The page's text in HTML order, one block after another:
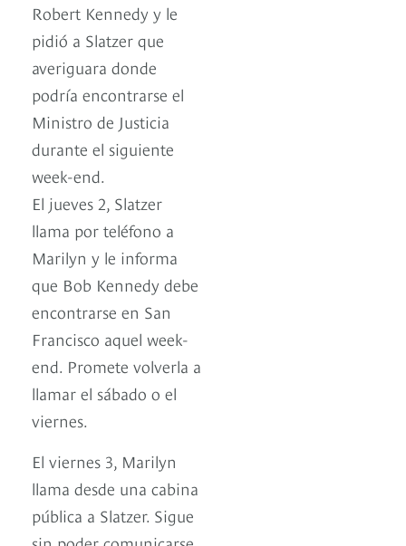
Robert Kennedy y le
pidió a Slatzer que
averiguara donde
podría encontrarse el
Ministro de Justicia
durante el siguiente
week-end.
El jueves 2, Slatzer
llama por teléfono a
Marilyn y le informa
que Bob Kennedy debe
encontrarse en San
Francisco aquel week-
end. Promete volverla a
llamar el sábado o el
viernes.
El viernes 3, Marilyn
llama desde una cabina
pública a Slatzer. Sigue